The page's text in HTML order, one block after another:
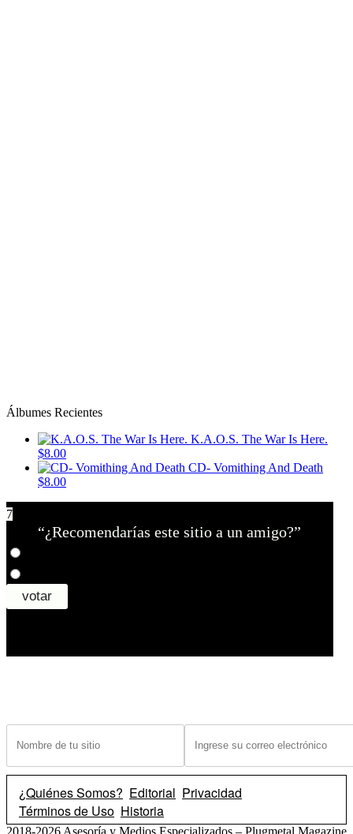
Álbumes Recientes
K.A.O.S. The War Is Here.
$8.00
CD- Vomithing And Death
$8.00
7
“¿Recomendarías este sitio a un amigo?”
¿Quiénes Somos? Editorial Privacidad
Términos de Uso Historia
2018-2026 Asesoría y Medios Especializados – Plugmetal Magazine